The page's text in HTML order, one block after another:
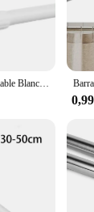
rods. Crafted
is not only
included
looking for
The rods are
or sagging.
that is hard to
Barra Extensible Ajustable Blanco Para Cortina Ducha, Armario y Cocina Material Aluminio -Garantía 2 años -Fácil de Instalar, Multifunción y Duradera -Resistente, Antioxidante y Adaptable a Múltiples Superficies -Tamaño 70-120cm, 110-200cm y 140-260cm